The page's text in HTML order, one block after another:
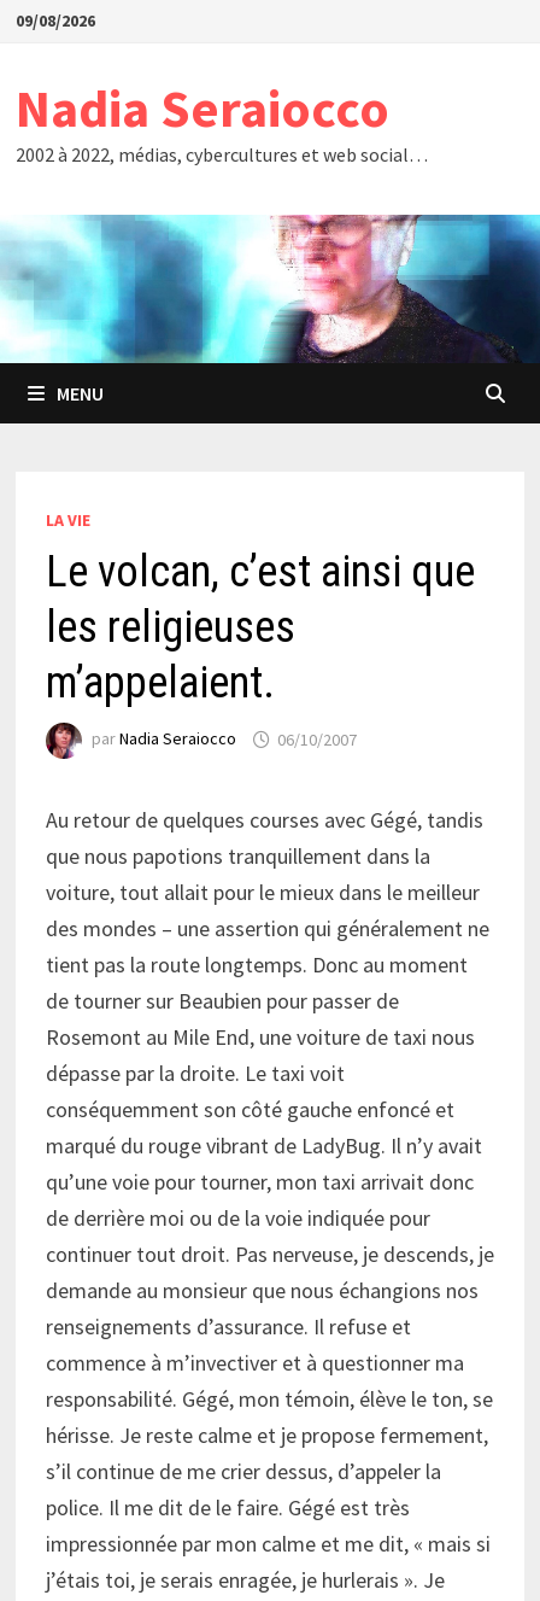
Passer
09/08/2026
Nadia Seraiocco
2002 à 2022, médias, cybercultures et web social…
MENU
LA VIE
Le volcan, c’est ainsi que
les religieuses
m’appelaient.
parNadia Seraiocco 06/10/2007
Au retour de quelques courses avec Gégé, tandis
que nous papotions tranquillement dans la
voiture, tout allait pour le mieux dans le meilleur
des mondes – une assertion qui généralement ne
tient pas la route longtemps. Donc au moment
de tourner sur Beaubien pour passer de
Rosemont au Mile End, une voiture de taxi nous
dépasse par la droite. Le taxi voit
conséquemment son côté gauche enfoncé et
marqué du rouge vibrant de LadyBug. Il n’y avait
qu’une voie pour tourner, mon taxi arrivait donc
de derrière moi ou de la voie indiquée pour
continuer tout droit. Pas nerveuse, je descends, je
demande au monsieur que nous échangions nos
renseignements d’assurance. Il refuse et
commence à m’invectiver et à questionner ma
responsabilité. Gégé, mon témoin, élève le ton, se
hérisse. Je reste calme et je propose fermement,
s’il continue de me crier dessus, d’appeler la
police. Il me dit de le faire. Gégé est très
impressionnée par mon calme et me dit, « mais si
j’étais toi, je serais enragée, je hurlerais ». Je